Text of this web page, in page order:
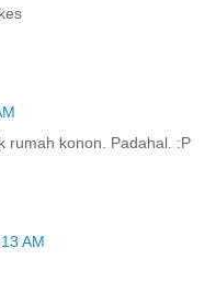
rumah konon. Padahal. :P
AM